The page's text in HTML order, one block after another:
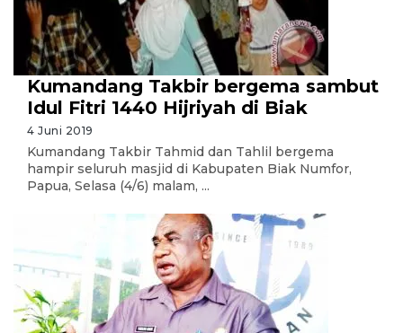
Kumandang Takbir bergema sambut
Idul Fitri 1440 Hijriyah di Biak
4 Juni 2019
Kumandang Takbir Tahmid dan Tahlil bergema
hampir seluruh masjid di Kabupaten Biak Numfor,
Papua, Selasa (4/6) malam, ...